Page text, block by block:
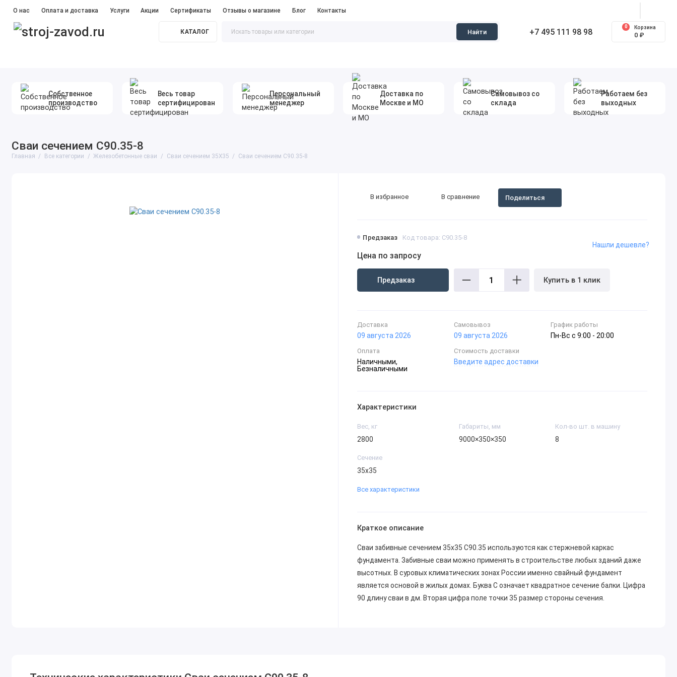
О нас Оплата и доставка Услуги Акции Сертификаты Отзывы о магазине Блог Контакты
КАТАЛОГ Найти +7 495 111 98 98 Корзина
0
0 ₽
Собственное
производство
Весь товар
сертифицирован
Персональный
менеджер
Доставка по
Москве и МО
Самовывоз со
склада
Работаем без
выходных
Сваи сечением С90.35-8
Главная Все категории Железобетонные сваи Сваи сечением 35Х35 Сваи сечением С90.35-8
Предзаказ Код товара: С90.35-8
Цена по запросу
Предзаказ Купить в 1 клик
Нашли дешевле?
Доставка
09 августа 2026
Самовывоз
09 августа 2026
График работы
Пн-Вc с 9:00 - 20:00
Оплата
Наличными,
Безналичными
Стоимость доставки
Введите адрес доставки
В избранное В сравнение Поделиться
Характеристики
Вес, кг
2800
Габариты, мм
9000×350×350
Кол-во шт. в машину
8
Сечение
35х35
Все характеристики
Краткое описание
Сваи забивные сечением 35х35 С90.35 используются как стержневой каркас
фундамента. Забивные сваи можно применять в строительстве любых зданий даже
высотных. В суровых климатических зонах России именно свайный фундамент
является основой в жилых домах. Буква С означает квадратное сечение балки. Цифра
90 длину сваи в дм. Вторая цифра поле точки 35 размер стороны сечения.